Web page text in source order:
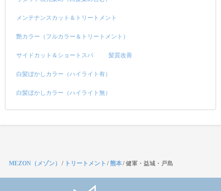
メンテナンスカット＆トリートメント
艶カラー（フルカラー＆トリートメント）
サイドカット＆ショートスパ 髪質改善
白髪ぼかしカラー（ハイライト有）
白髪ぼかしカラー（ハイライト無）
MEZON（メゾン） / トリートメント /熊本/健軍・益城・戸島